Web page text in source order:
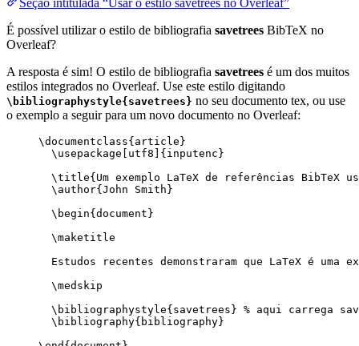
Seção intitulada “Usar o estilo savetrees no Overleaf”
É possível utilizar o estilo de bibliografia savetrees BibTeX no
Overleaf?
A resposta é sim! O estilo de bibliografia savetrees é um dos muitos
estilos integrados no Overleaf. Use este estilo digitando
\bibliographystyle{savetrees} no seu documento tex, ou use
o exemplo a seguir para um novo documento no Overleaf:
\documentclass{ article }
\usepackage
utf8 ]{ inputenc }
\title{Um exemplo LaTeX de referências
\author{John Smith}
\begin{ document }
\maketitle
Estudos recentes demonstraram que LaTeX é
\medskip
\bibliographystyle{savetrees} % aqui carrega
\bibliography{bibliography}